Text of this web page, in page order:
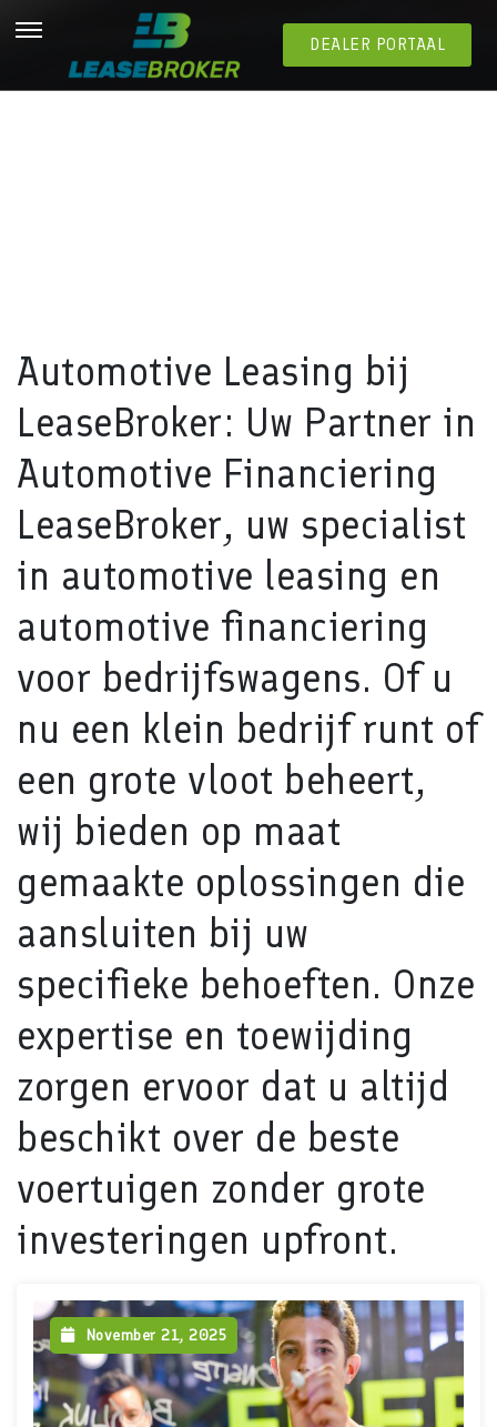
DEALER PORTAAL
Automotive Leasing bij
LeaseBroker: Uw Partner in
Automotive Financiering
LeaseBroker, uw specialist
in automotive leasing en
automotive financiering
voor bedrijfswagens. Of u
nu een klein bedrijf runt of
een grote vloot beheert,
wij bieden op maat
gemaakte oplossingen die
aansluiten bij uw
specifieke behoeften. Onze
expertise en toewijding
zorgen ervoor dat u altijd
beschikt over de beste
voertuigen zonder grote
investeringen upfront.
November 21, 2025